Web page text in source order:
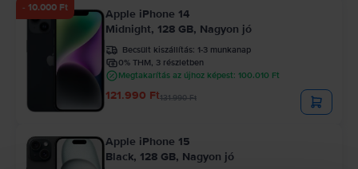
- 10.000 Ft
Apple iPhone 14
Midnight, 128 GB, Nagyon jó
Becsült kiszállítás: 1-3 munkanap
0% THM, 3 részletben
Megtakarítás az újhoz képest: 100.010 Ft
121.990 Ft131.990 Ft
Apple iPhone 15
Black, 128 GB, Nagyon jó